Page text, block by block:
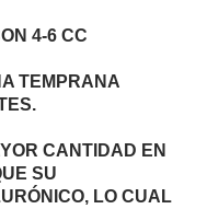
4-6 CC
TEMPRANA
CANTIDAD EN
SU
LO CUAL